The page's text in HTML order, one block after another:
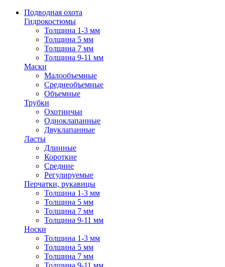
Подводная охота
Гидрокостюмы
Толщина 1-3 мм
Толщина 5 мм
Толщина 7 мм
Толщина 9-11 мм
Маски
Малообъемные
Среднеобъемные
Объемные
Трубки
Охотничьи
Одноклапанные
Двуклапанные
Ласты
Длинные
Короткие
Средние
Регулируемые
Перчатки, рукавицы
Толщина 1-3 мм
Толщина 5 мм
Толщина 7 мм
Толщина 9-11 мм
Носки
Толщина 1-3 мм
Толщина 5 мм
Толщина 7 мм
Толщина 9-11 мм